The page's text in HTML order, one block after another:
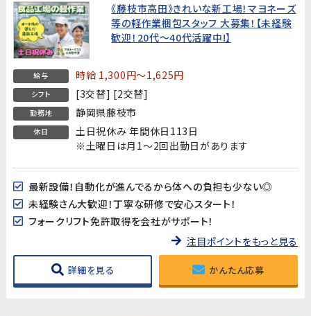
《藤枝市高田》きれいな新工場！マヨネーズ
等の軽作業梱包スタッフ 大募集！【未経験
歓迎！20代～40代活躍中!】
給与 時給 1,300円～1,625円
シフト [3交替] [2交替]
勤務地 静岡県藤枝市
休日
土日祝休み 年間休日113日
※土曜日は月1～2回出勤日があります
最新設備！自動化が進んでるから体への負担も少ない◎
未経験さん大歓迎！丁寧な研修で安心スタート！
フォークリフト免許取得を会社がサポート！
注目ポイントをもっと見る
詳細を見る かんたん応募